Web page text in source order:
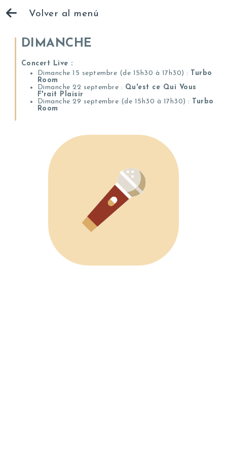
Volver al menú
DIMANCHE
Concert Live :
Dimanche 15 septembre (de 15h30 à 17h30) : Turbo
Room
Dimanche 22 septembre : Qu'est ce Qui Vous
F'rait Plaisir
Dimanche 29 septembre (de 15h30 à 17h30) : Turbo
Room